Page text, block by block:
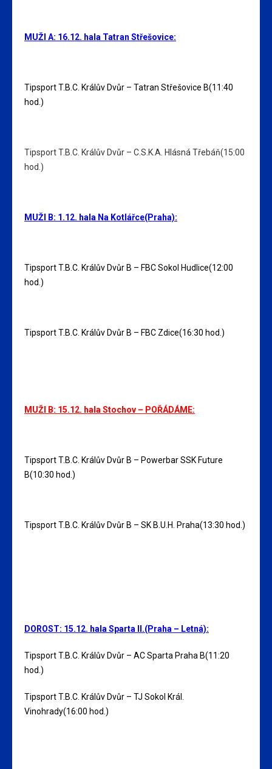
MUŽI A: 16.12. hala Tatran Střešovice:
Tipsport T.B.C. Králův Dvůr – Tatran Střešovice B(11:40
hod.)
Tipsport T.B.C. Králův Dvůr – C.S.K.A. Hlásná Třebáň(15:00
hod.)
MUŽI B: 1.12. hala Na Kotlářce(Praha):
Tipsport T.B.C. Králův Dvůr B – FBC Sokol Hudlice(12:00
hod.)
Tipsport T.B.C. Králův Dvůr B – FBC Zdice(16:30 hod.)
MUŽI B: 15.12. hala Stochov – POŘÁDÁME:
Tipsport T.B.C. Králův Dvůr B – Powerbar SSK Future
B(10:30 hod.)
Tipsport T.B.C. Králův Dvůr B – SK B.U.H. Praha(13:30 hod.)
DOROST: 15.12. hala Sparta II.(Praha – Letná):
Tipsport T.B.C. Králův Dvůr – AC Sparta Praha B(11:20
hod.)
Tipsport T.B.C. Králův Dvůr – TJ Sokol Král.
Vinohrady(16:00 hod.)